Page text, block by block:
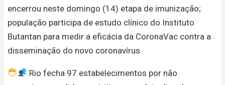
encerrou neste domingo (14) etapa de imunização;
população participa de estudo clínico do Instituto
Butantan para medir a eficácia da CoronaVac contra a
disseminação do novo coronavírus
Rio fecha 97 estabelecimentos por não